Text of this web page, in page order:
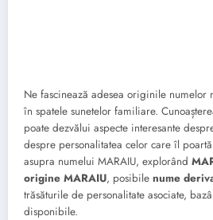
Ne fascinează adesea originile numelor
în spatele sunetelor familiare.
poate dezvălui aspecte interesante
despre personalitatea celor care îl
asupra numelui MARAIU, explorând
origine MARAIU, posibile nume
trăsăturile de personalitate asociate,
disponibile.